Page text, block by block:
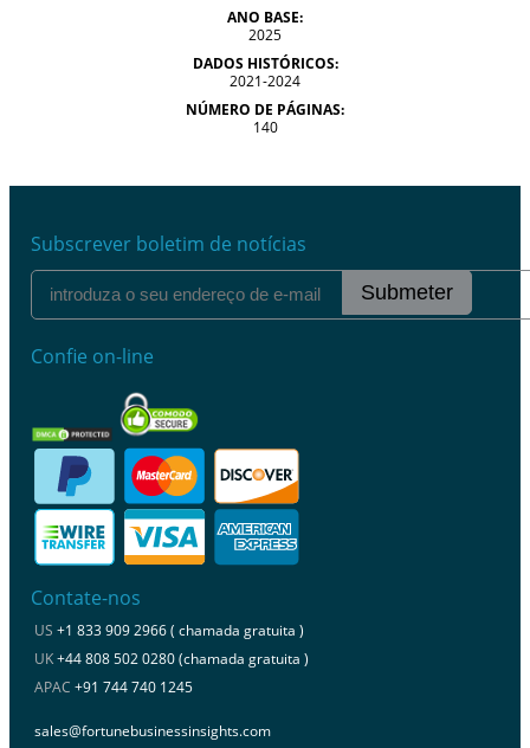
ANO BASE:
2025
DADOS HISTÓRICOS:
2021-2024
NÚMERO DE PÁGINAS:
140
Subscrever boletim de notícias
Submeter
Confie on-line
Contate-nos
US +1 833 909 2966 ( chamada gratuita )
UK+44 808 502 0280 (chamada gratuita )
APAC +91 744 740 1245
sales@fortunebusinessinsights.com